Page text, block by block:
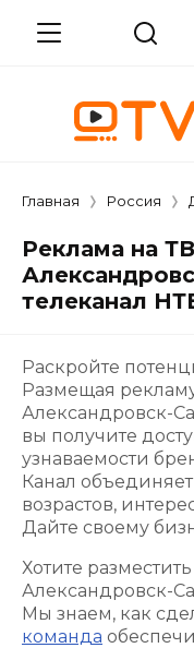
Главная Россия
Реклама на
телеканал
Раскройте
Размещая
Александровск-
вы получите
узнаваемости
Канал
возрастов,
Дайте своему
Хотите
Александровск-
Мы знаем, как
команда